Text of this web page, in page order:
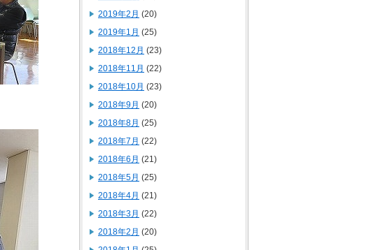
2019年2月 (20)
2019年1月 (25)
2018年12月 (23)
2018年11月 (22)
2018年10月 (23)
2018年9月 (20)
2018年8月 (25)
2018年7月 (22)
2018年6月 (21)
2018年5月 (25)
2018年4月 (21)
2018年3月 (22)
2018年2月 (20)